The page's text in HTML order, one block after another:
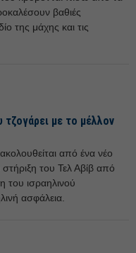
βαθιές
της μάχης και τις
τζογάρει με το μέλλον
από ένα νέο
του Τελ Αβίβ από
του ισραηλινού
ασφάλεια.